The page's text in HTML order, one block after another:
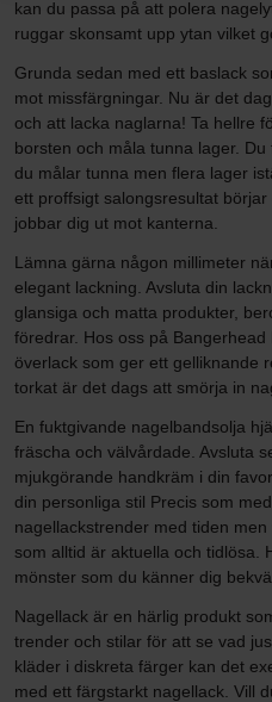
kan du passa på att polera
ruggar skonsamt upp ytan vilket
Grunda sedan med ett baslack
mot missfärgningar. Nu är det
och att lacka naglarna! Ta hellre
borsten och måla tunna lager.
du målar tunna men flera lager
ett proffsigt salongsresultat
jobbar dig ut mot kanterna.
Lämna gärna någon millimeter
elegant lackning. Avsluta din
glansiga och matta produkter,
föredrar. Hos oss på
överlack som ger ett gelliknande
torkat är det dags att smörja in
En fuktgivande nagelbandsolja
fräscha och välvårdade. Avsluta
mjukgörande handkräm i din
din personliga stil Precis som
nagellackstrender med tiden
som alltid är aktuella och tidlösa.
mönster som du känner dig
Nagellack är en härlig produkt
trender och stilar för att se vad
kläder i diskreta färger kan det
med ett färgstarkt nagellack. Vill